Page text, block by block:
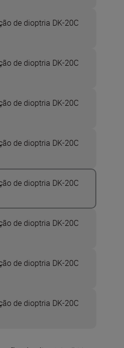
de dioptria DK-20C
de dioptria DK-20C
de dioptria DK-20C
de dioptria DK-20C
de dioptria DK-20C
de dioptria DK-20C
de dioptria DK-20C
de dioptria DK-20C